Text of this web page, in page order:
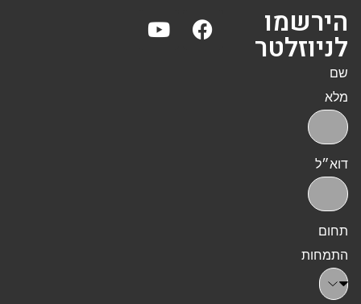
הירשמו
לניוזלטר
שם
מלא
דוא״ל
תחום
התמחות